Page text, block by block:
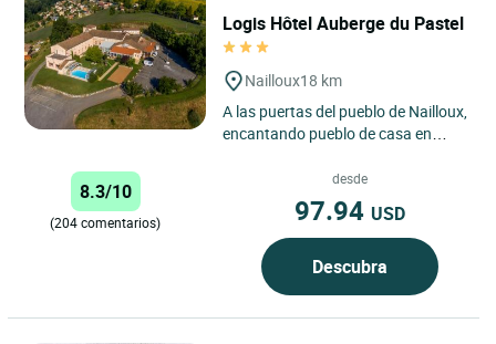
Logis Hôtel Auberge du Pastel
Nailloux18 km
A las puertas del pueblo de Nailloux,
encantando pueblo de casa en
du pastel *** le...
8.3/10
(204 comentarios)
desde
97.94 USD
Descubra